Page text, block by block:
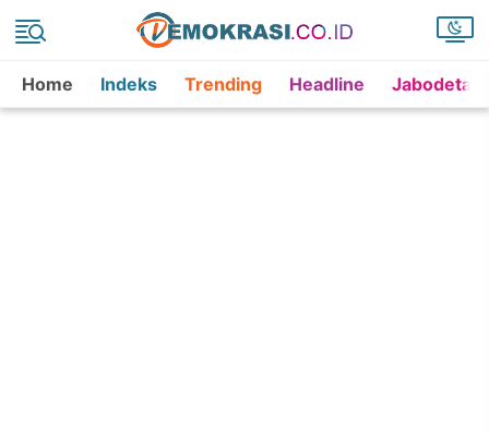
Home Indeks Trending Headline